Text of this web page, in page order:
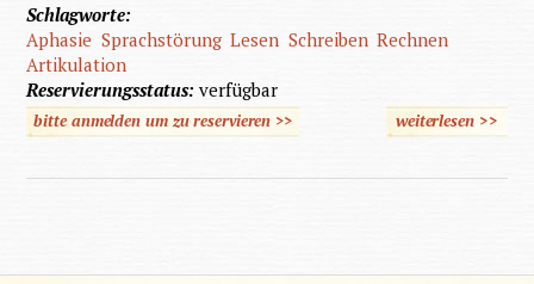
Schlagworte:
Aphasie Sprachstörung Lesen Schreiben Rechnen
Artikulation
Reservierungsstatus:verfügbar
bitte anmelden um zu reservieren >> weiterlesen>>